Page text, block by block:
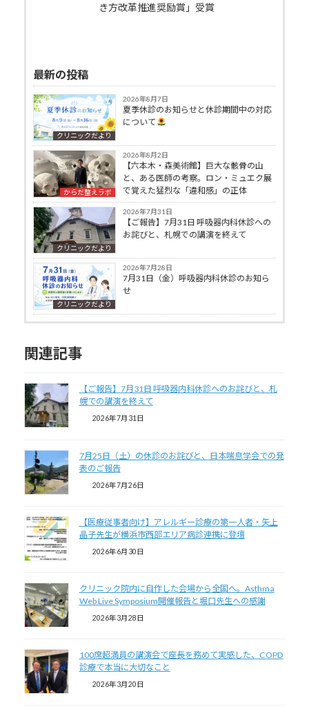
き方改革推進奨励賞」受賞
最新の投稿
クリニックだより
2026年8月7日
夏季休診のお知らせと休診期間中の対応
について
からだ整えラボ
2026年8月2日
【六本木・森美術館】巨大な骸骨の山
と、ある医師の考察。ロン・ミュエク展
で覚えた猛烈な「違和感」の正体
クリニックだより
2026年7月31日
【ご報告】7月31日 呼吸器内科休診への
お詫びと、札幌での講演を終えて
クリニックだより
2026年7月28日
7月31日（金）呼吸器内科休診のお知ら
せ
関連記事
【ご報告】7月31日 呼吸器内科休診へのお詫びと、札
幌での講演を終えて
2026年7月31日
7月25日（土）の休診のお詫びと、日本喘息学会での発
表のご報告
2026年7月26日
【医療従事者向け】アレルギー診療の第一人者・矢上
晶子先生が横浜市西部エリア病診連携に登壇
2026年6月30日
クリニック院内に自作した会場から全国へ。Asthma
Web Live Symposium開催報告と堀口先生への感謝
2026年3月28日
100席超満員の講演会で座長を務めて実感した、COPD
診療で本当に大切なこと
2026年3月20日